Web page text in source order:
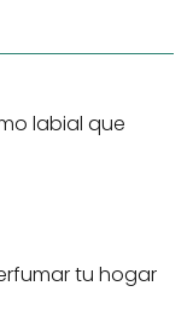
labial que
tu hogar